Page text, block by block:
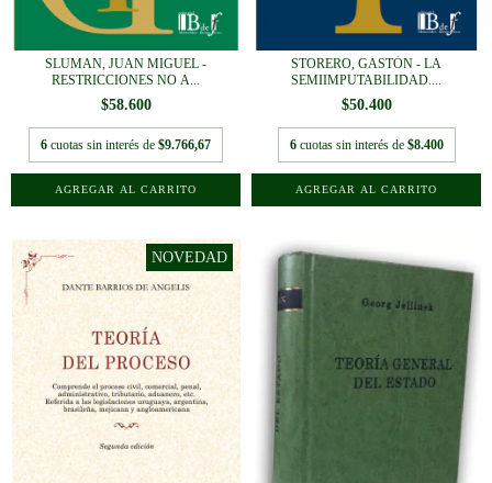
SLUMAN, JUAN MIGUEL -
RESTRICCIONES NO A...
$58.600
6 cuotas sin interés de $9.766,67
STORERO, GASTÓN - LA
SEMIIMPUTABILIDAD....
$50.400
6 cuotas sin interés de $8.400